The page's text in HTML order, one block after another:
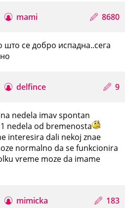
mami 8680
се добро испадна..сега
delfince 9
nedela imav spontan
nedela od bremenosta
interesira dali nekoj znae
normalno da se funkcionira
vreme moze da imame
mimicka 183